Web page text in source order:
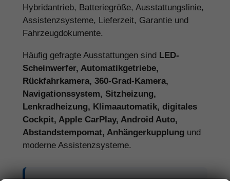
Hybridantrieb, Batteriegröße, Ausstattungslinie,
Assistenzsysteme, Lieferzeit, Garantie und
Fahrzeugdokumente.
Häufig gefragte Ausstattungen sind LED-
Scheinwerfer, Automatikgetriebe,
Rückfahrkamera, 360-Grad-Kamera,
Navigationssystem, Sitzheizung,
Lenkradheizung, Klimaautomatik, digitales
Cockpit, Apple CarPlay, Android Auto,
Abstandstempomat, Anhängerkupplung und
moderne Assistenzsysteme.